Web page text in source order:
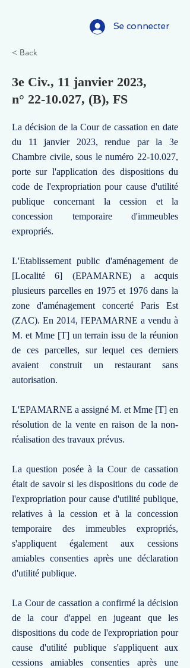
Se connecter
< Back
3e Civ., 11 janvier 2023,
n° 22-10.027, (B), FS
La décision de la Cour de cassation en date
du 11 janvier 2023, rendue par la 3e
Chambre civile, sous le numéro 22-10.027,
porte sur l'application des dispositions du
code de l'expropriation pour cause d'utilité
publique concernant la cession et la
concession temporaire d'immeubles
expropriés.
L'Etablissement public d'aménagement de
[Localité 6] (EPAMARNE) a acquis
plusieurs parcelles en 1975 et 1976 dans la
zone d'aménagement concerté Paris Est
(ZAC). En 2014, l'EPAMARNE a vendu à
M. et Mme [T] un terrain issu de la réunion
de ces parcelles, sur lequel ces derniers
avaient construit un restaurant sans
autorisation.
L'EPAMARNE a assigné M. et Mme [T] en
résolution de la vente en raison de la non-
réalisation des travaux prévus.
La question posée à la Cour de cassation
était de savoir si les dispositions du code de
l'expropriation pour cause d'utilité publique,
relatives à la cession et à la concession
temporaire des immeubles expropriés,
s'appliquent également aux cessions
amiables consenties après une déclaration
d'utilité publique.
La Cour de cassation a confirmé la décision
de la cour d'appel en jugeant que les
dispositions du code de l'expropriation pour
cause d'utilité publique s'appliquent aux
cessions amiables consenties après une